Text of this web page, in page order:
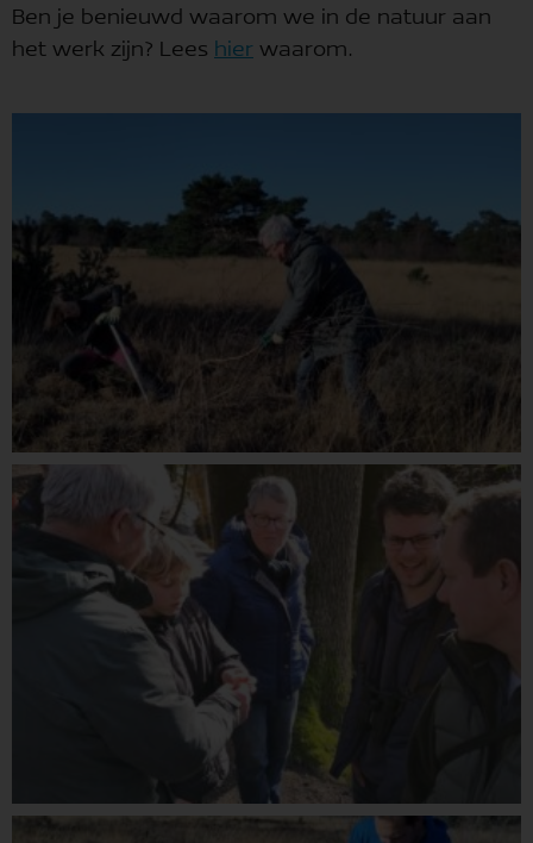
Ben je benieuwd waarom we in de natuur aan
het werk zijn? Lees hier waarom.